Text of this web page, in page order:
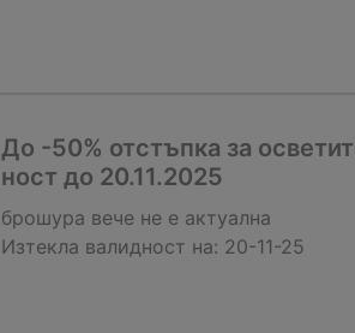
До -50% отстъпка за
ност до 20.11.2025
брошура вече не е актуална
Изтекла валидност на: 20-11-25